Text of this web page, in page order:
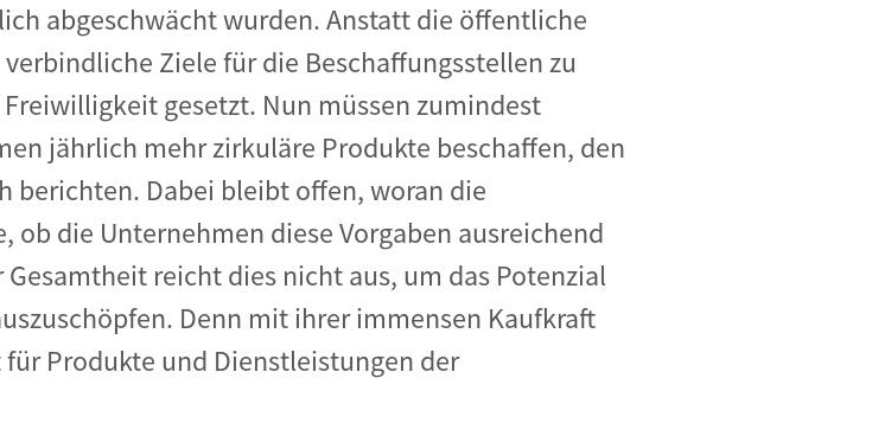
abgeschwächt wurden. Anstatt die öffentliche
Ziele für die Beschaffungsstellen zu
gesetzt. Nun müssen zumindest
jährlich mehr zirkuläre Produkte beschaffen, den
berichten. Dabei bleibt offen, woran die
ob die Unternehmen diese Vorgaben ausreichend
reicht dies nicht aus, um das Potenzial
Denn mit ihrer immensen Kaufkraft
Produkte und Dienstleistungen der